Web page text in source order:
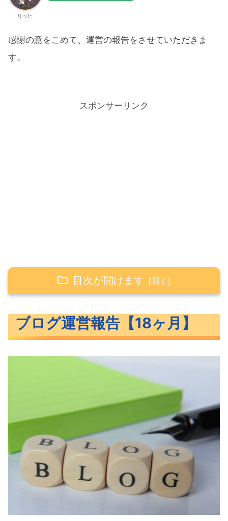
リッヒ
感謝の意をこめて、運営の報告をさせていただきま
す。
スポンサーリンク
目次が開けます
PV数
集客はどこから？
ありがたいリピーターさん
アドセンス実績
アフィリエイト実績
人気記事などの紹介
ブログ運営報告【18ヶ月】